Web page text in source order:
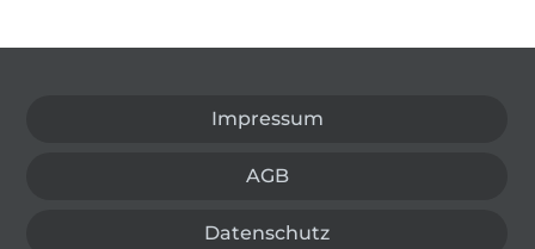
Impressum
AGB
Datenschutz